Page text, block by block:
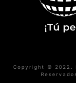
¡Tú
Copyright © 2022.